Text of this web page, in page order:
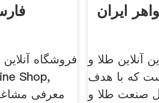
فروشگاه
Shop,
ایران
آنلاین طلا و
که با هدف
صنعت طلا و